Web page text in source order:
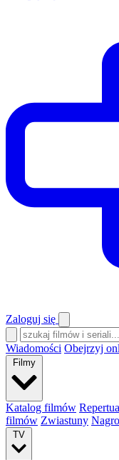
Zaloguj się
Wiadomości Obejrzyj
Filmy
Katalog filmów
filmów Zwiastuny
TV